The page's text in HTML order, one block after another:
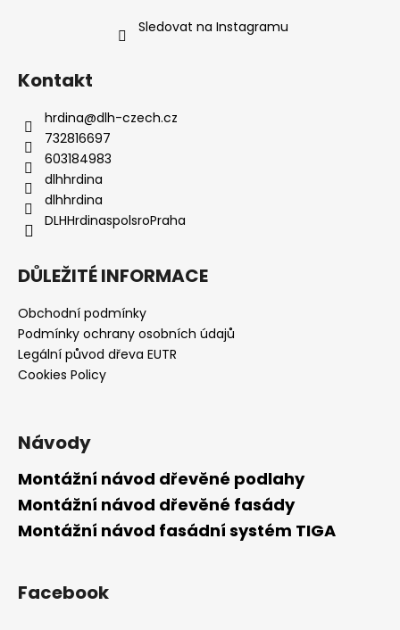
Sledovat na Instagramu
Kontakt
hrdina@dlh-czech.cz
732816697
603184983
dlhhrdina
dlhhrdina
DLHHrdinaspolsroPraha
DŮLEŽITÉ INFORMACE
Obchodní podmínky
Podmínky ochrany osobních údajů
Legální původ dřeva EUTR
Cookies Policy
Návody
Montážní návod dřevěné podlahy
Montážní návod dřevěné fasády
Montážní návod fasádní systém TIGA
Facebook